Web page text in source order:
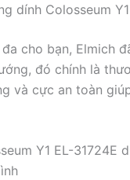
dính Colosseum
cho bạn, Elmich
đó chính là
và cực an toàn
Y1 EL-